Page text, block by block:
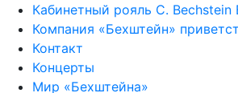
Кабинетный рояль C. Bechstein
Компания «Бехштейн»
Контакт
Концерты
Мир «Бехштейна»